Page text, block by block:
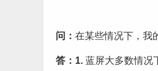
问： 在某些情况下，我
答：1. 蓝屏大多数情况